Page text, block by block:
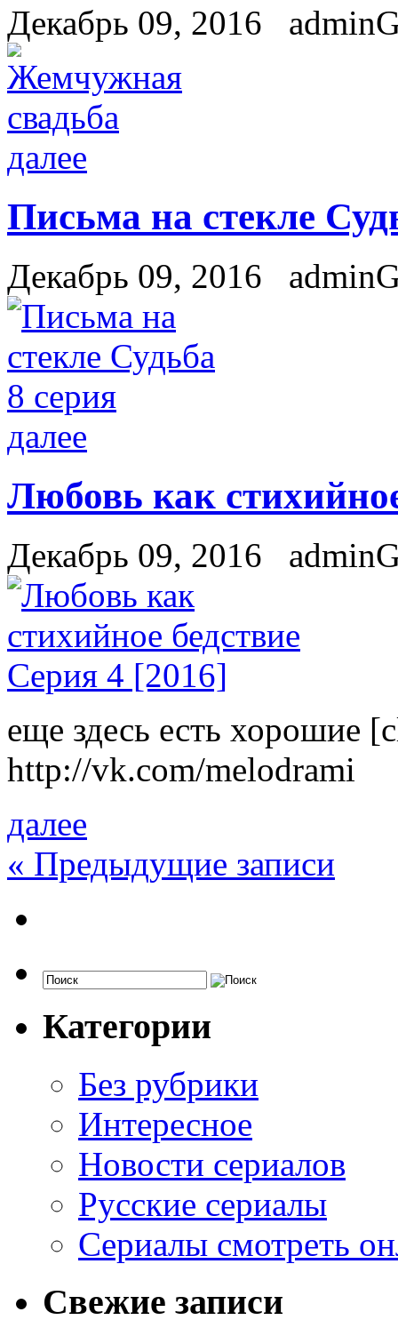
Декабрь 09, 2016
далее
Письма на стекле
Декабрь 09, 2016
далее
Любовь как
Декабрь 09, 2016
eщe здесь есть хорошие
http://vk.com/melodrami
далее
« Предыдущие записи
Категории
Без рубрики
Интересное
Новости сериалов
Русские сериалы
Сериалы смотреть
Свежие записи